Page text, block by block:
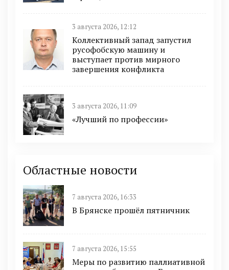
3 августа 2026, 12:12
Коллективный запад запустил
русофобскую машину и
выступает против мирного
завершения конфликта
3 августа 2026, 11:09
«Лучший по профессии»
Областные новости
7 августа 2026, 16:33
В Брянске прошёл пятничник
7 августа 2026, 15:55
Меры по развитию паллиативной